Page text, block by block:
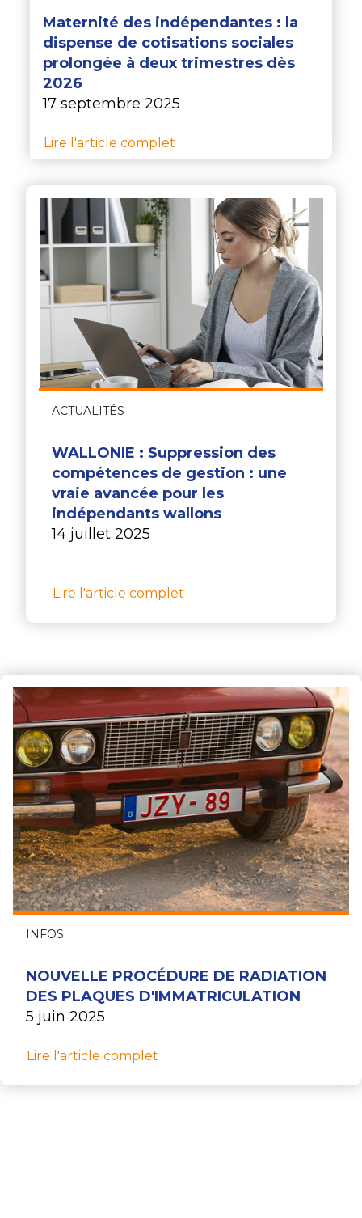
Maternité des indépendantes : la
dispense de cotisations sociales
prolongée à deux trimestres dès
2026
17 septembre 2025
Lire l'article complet
ACTUALITÉS
WALLONIE : Suppression des
compétences de gestion : une
vraie avancée pour les
indépendants wallons
14 juillet 2025
Lire l'article complet
INFOS
NOUVELLE PROCÉDURE DE RADIATION
DES PLAQUES D'IMMATRICULATION
5 juin 2025
Lire l'article complet